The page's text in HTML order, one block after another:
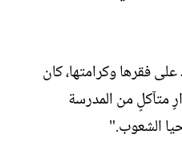
فقرها وكرامتها، كان
متآكلٍ من المدرسة
الشعوب."